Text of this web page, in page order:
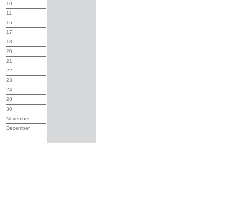
10
11
16
17
18
20
21
22
23
24
28
30
November
December